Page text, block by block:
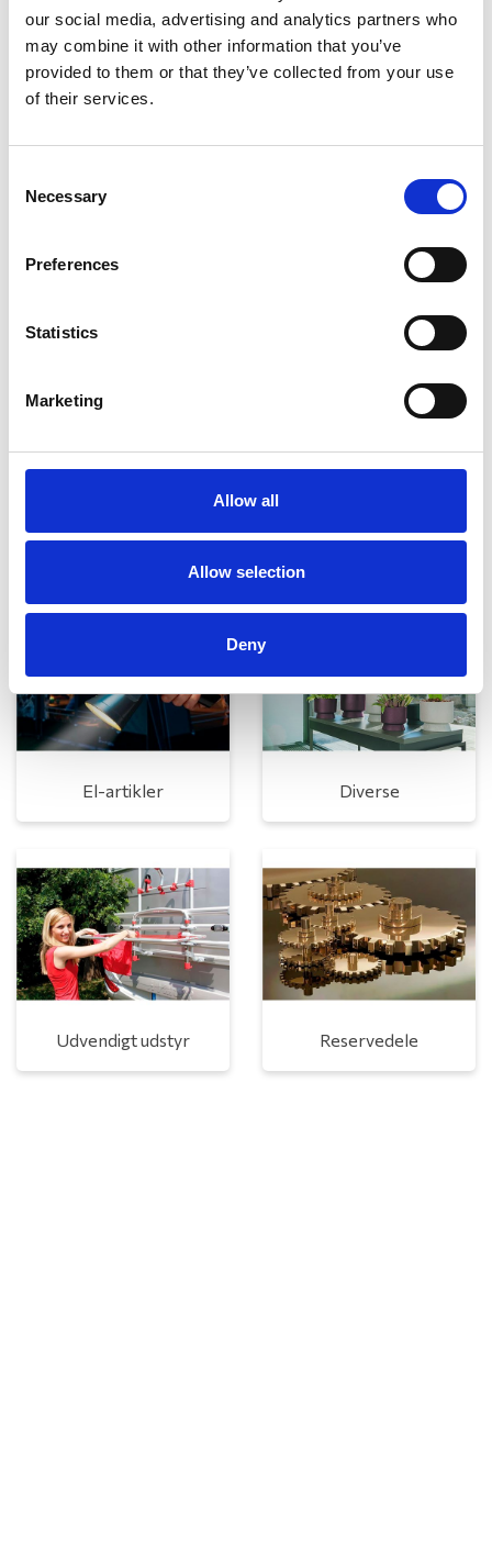
our social media, advertising and analytics partners who
may combine it with other information that you’ve
provided to them or that they’ve collected from your use
of their services.
Selection
Necessary
Preferences
Statistics
Marketing
Allow all
Allow selection
Deny
Køkken og Husholdning Grill
Rengøring og plejeartikler Gas, vand og varme
El-artikler Diverse
Udvendigt udstyr Reservedele